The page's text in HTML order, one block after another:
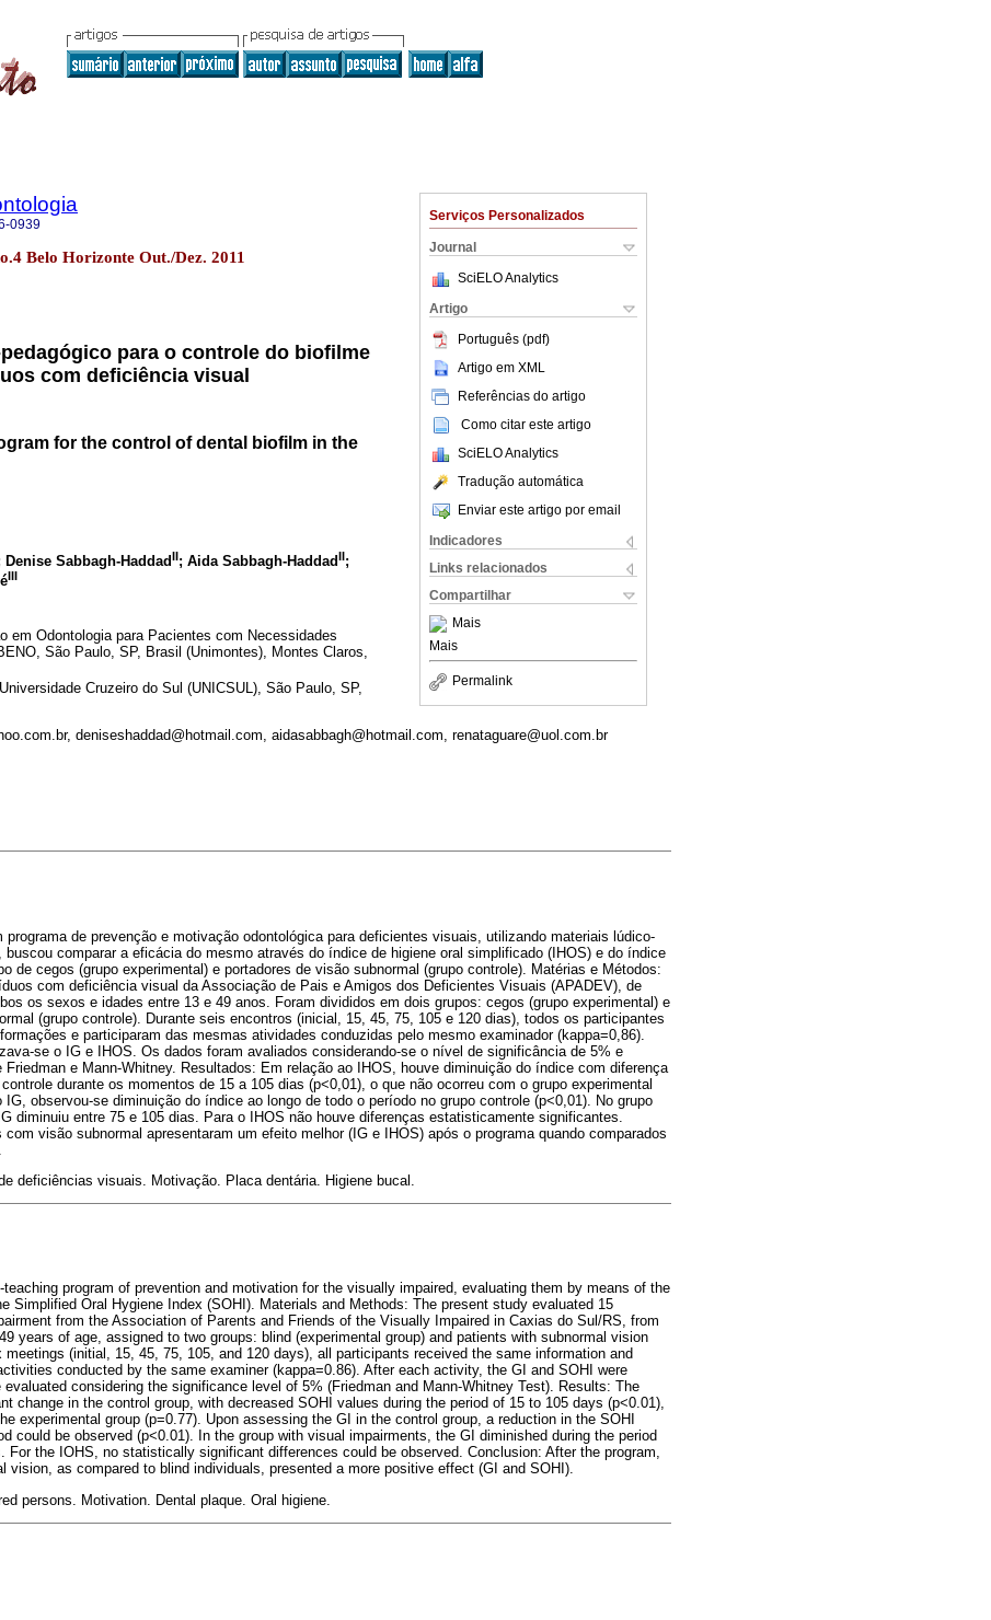
Serviços Personalizados
Journal
SciELO Analytics
Artigo
Português (pdf)
Artigo em XML
Referências do artigo
Como citar este artigo
SciELO Analytics
Tradução automática
Enviar este artigo por email
Indicadores
Links relacionados
Compartilhar
Mais
Mais
Permalink
0939
Belo Horizonte Out./Dez. 2011
para o controle do biofilme
com deficiência visual
for the control of dental biofilm in the
Denise Sabbagh-HaddadII; Aida Sabbagh-HaddadII;
III
em Odontologia para Pacientes com Necessidades
São Paulo, SP, Brasil (Unimontes), Montes Claros,
Cruzeiro do Sul (UNICSUL), São Paulo, SP,
deniseshaddad@hotmail.com, aidasabbagh@hotmail.com, renataguare@uol.com.br
programa de prevenção e motivação odontológica para deficientes visuais, utilizando materiais lúdico-
buscou comparar a eficácia do mesmo através do índice de higiene oral simplificado (IHOS) e do índice
de cegos (grupo experimental) e portadores de visão subnormal (grupo controle). Matérias e Métodos:
com deficiência visual da Associação de Pais e Amigos dos Deficientes Visuais (APADEV), de
os sexos e idades entre 13 e 49 anos. Foram divididos em dois grupos: cegos (grupo experimental) e
(grupo controle). Durante seis encontros (inicial, 15, 45, 75, 105 e 120 dias), todos os participantes
e participaram das mesmas atividades conduzidas pelo mesmo examinador (kappa=0,86).
se o IG e IHOS. Os dados foram avaliados considerando-se o nível de significância de 5% e
e Mann-Whitney. Resultados: Em relação ao IHOS, houve diminuição do índice com diferença
durante os momentos de 15 a 105 dias (p<0,01), o que não ocorreu com o grupo experimental
IG, observou-se diminuição do índice ao longo de todo o período no grupo controle (p<0,01). No grupo
diminuiu entre 75 e 105 dias. Para o IHOS não houve diferenças estatisticamente significantes.
visão subnormal apresentaram um efeito melhor (IG e IHOS) após o programa quando comparados
deficiências visuais. Motivação. Placa dentária. Higiene bucal.
program of prevention and motivation for the visually impaired, evaluating them by means of the
Simplified Oral Hygiene Index (SOHI). Materials and Methods: The present study evaluated 15
from the Association of Parents and Friends of the Visually Impaired in Caxias do Sul/RS, from
years of age, assigned to two groups: blind (experimental group) and patients with subnormal vision
meetings (initial, 15, 45, 75, 105, and 120 days), all participants received the same information and
conducted by the same examiner (kappa=0.86). After each activity, the GI and SOHI were
evaluated considering the significance level of 5% (Friedman and Mann-Whitney Test). Results: The
change in the control group, with decreased SOHI values during the period of 15 to 105 days (p<0.01),
experimental group (p=0.77). Upon assessing the GI in the control group, a reduction in the SOHI
could be observed (p<0.01). In the group with visual impairments, the GI diminished during the period
For the IOHS, no statistically significant differences could be observed. Conclusion: After the program,
vision, as compared to blind individuals, presented a more positive effect (GI and SOHI).
persons. Motivation. Dental plaque. Oral higiene.